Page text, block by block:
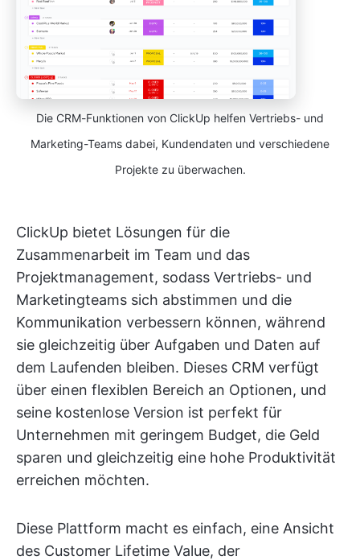
Die CRM-Funktionen von ClickUp helfen Vertriebs- und
Marketing-Teams dabei, Kundendaten und verschiedene
Projekte zu überwachen.
ClickUp bietet Lösungen für die
Zusammenarbeit im Team und das
Projektmanagement, sodass Vertriebs- und
Marketingteams sich abstimmen und die
Kommunikation verbessern können, während
sie gleichzeitig über Aufgaben und Daten auf
dem Laufenden bleiben. Dieses CRM verfügt
über einen flexiblen Bereich an Optionen, und
seine kostenlose Version ist perfekt für
Unternehmen mit geringem Budget, die Geld
sparen und gleichzeitig eine hohe Produktivität
erreichen möchten.
Diese Plattform macht es einfach, eine Ansicht
des Customer Lifetime Value, der